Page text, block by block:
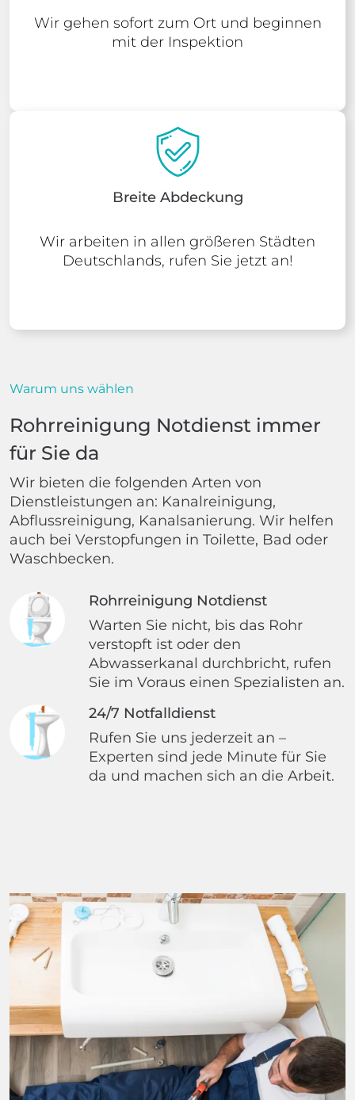
Wir gehen sofort zum Ort und beginnen
mit der Inspektion
Breite Abdeckung
Wir arbeiten in allen größeren Städten
Deutschlands, rufen Sie jetzt an!
Warum uns wählen
Rohrreinigung Notdienst immer
für Sie da
Wir bieten die folgenden Arten von
Dienstleistungen an: Kanalreinigung,
Abflussreinigung, Kanalsanierung. Wir helfen
auch bei Verstopfungen in Toilette, Bad oder
Waschbecken.
Rohrreinigung Notdienst
Warten Sie nicht, bis das Rohr
verstopft ist oder den
Abwasserkanal durchbricht, rufen
Sie im Voraus einen Spezialisten an.
24/7 Notfalldienst
Rufen Sie uns jederzeit an –
Experten sind jede Minute für Sie
da und machen sich an die Arbeit.